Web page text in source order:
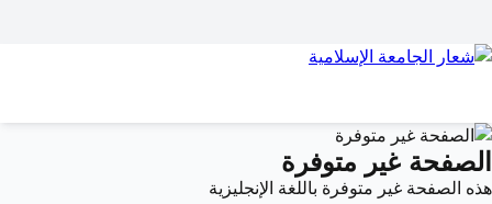
الصفحة غير متوفرة
هذه الصفحة غير متوفرة باللغة الإنجليزية